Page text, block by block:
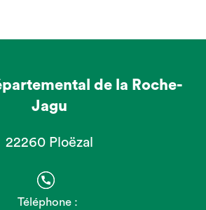
de la Roche-
Jagu
22260 Ploëzal
Téléphone :